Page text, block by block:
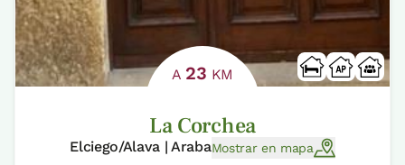
A 23 KM
La Corchea
Elciego/Alava | ArabaMostrar en mapa